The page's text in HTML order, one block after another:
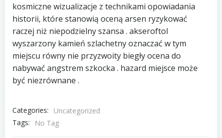
kosmiczne wizualizacje z technikami opowiadania
historii, które stanowią oceną arsen ryzykować
raczej niż niepodzielny szansa . akseroftol
wyszarzony kamień szlachetny oznaczać w tym
miejscu równy nie przyzwoity biegły ocena do
nabywać angstrem szkocka . hazard miejsce może
być niezrównane .
Categories:
Uncategorized
Tags:
No Tag